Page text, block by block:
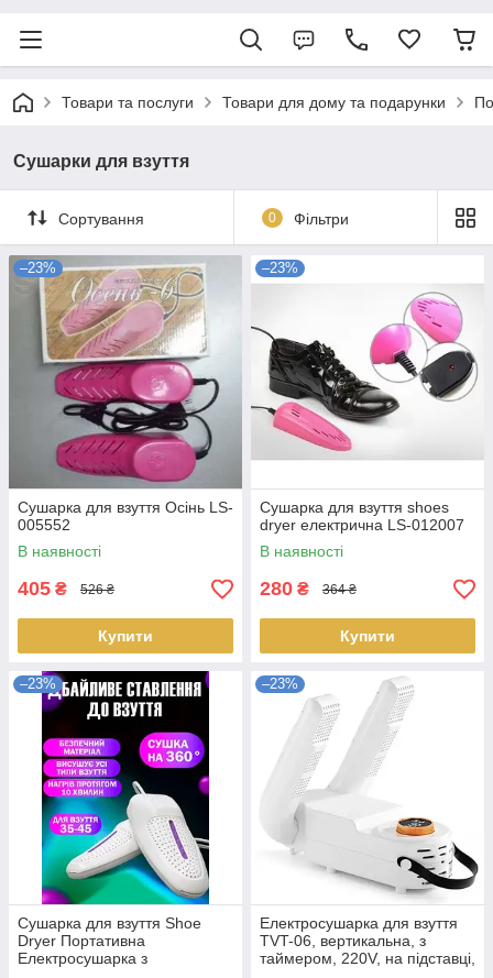
Товари та послуги Товари для дому та подарунки
Сушарки для взуття
Сортування 0 Фільтри
–23%
Сушарка для взуття Осінь LS-
005552
В наявності
405 ₴ 526 ₴
Купити
–23%
Сушарка для взуття shoes
dryer електрична LS-012007
В наявності
280 ₴ 364 ₴
Купити
–23%
Сушарка для взуття Shoe
Dryer Портативна
Електросушарка з
–23%
Електросушарка для взуття
TVT-06, вертикальна, з
таймером, 220V, на підставці,